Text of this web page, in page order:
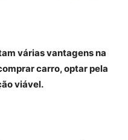
várias vantagens na
carro, optar pela
viável.